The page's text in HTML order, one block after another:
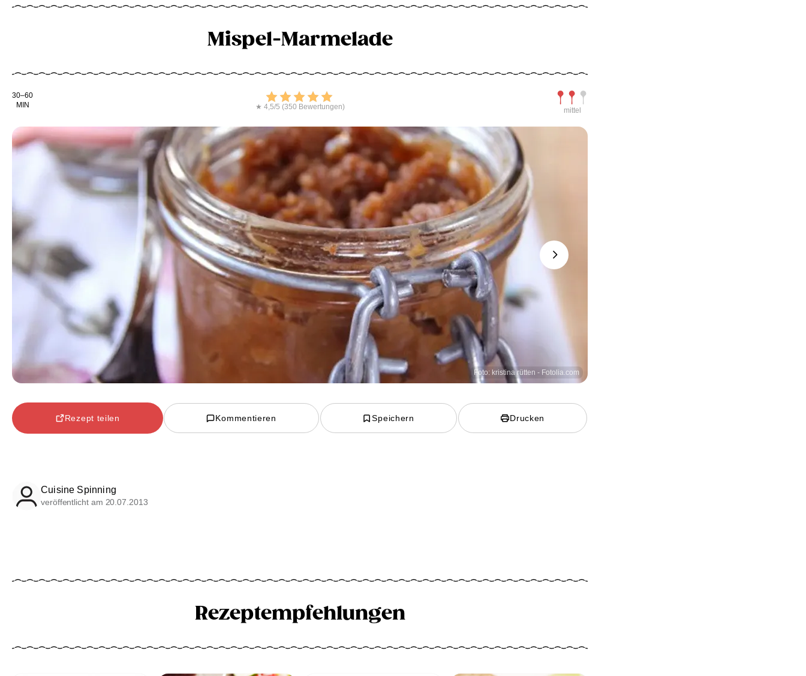
Mispel-Marmelade
Kochdauer
30–60
MIN
Bewerten
★ 4,5/5 (350 Bewertungen)
Schwierigkeit
mittel
Foto: kristina rütten - Fotolia.com
Next
Rezept teilen Kommentieren Speichern Drucken
Cuisine Spinning
veröffentlicht am 20.07.2013
Rezeptempfehlungen